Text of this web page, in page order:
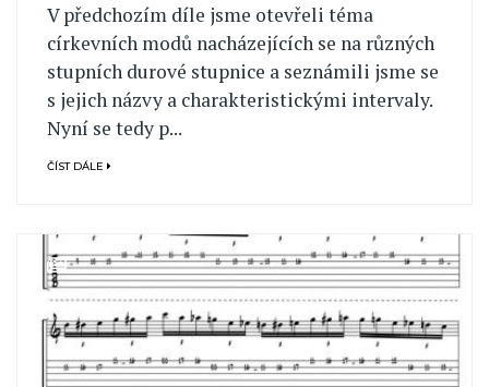
V předchozím díle jsme otevřeli téma
církevních modů nacházejících se na různých
stupních durové stupnice a seznámili jsme se
s jejich názvy a charakteristickými intervaly.
Nyní se tedy p...
ČÍST DÁLE